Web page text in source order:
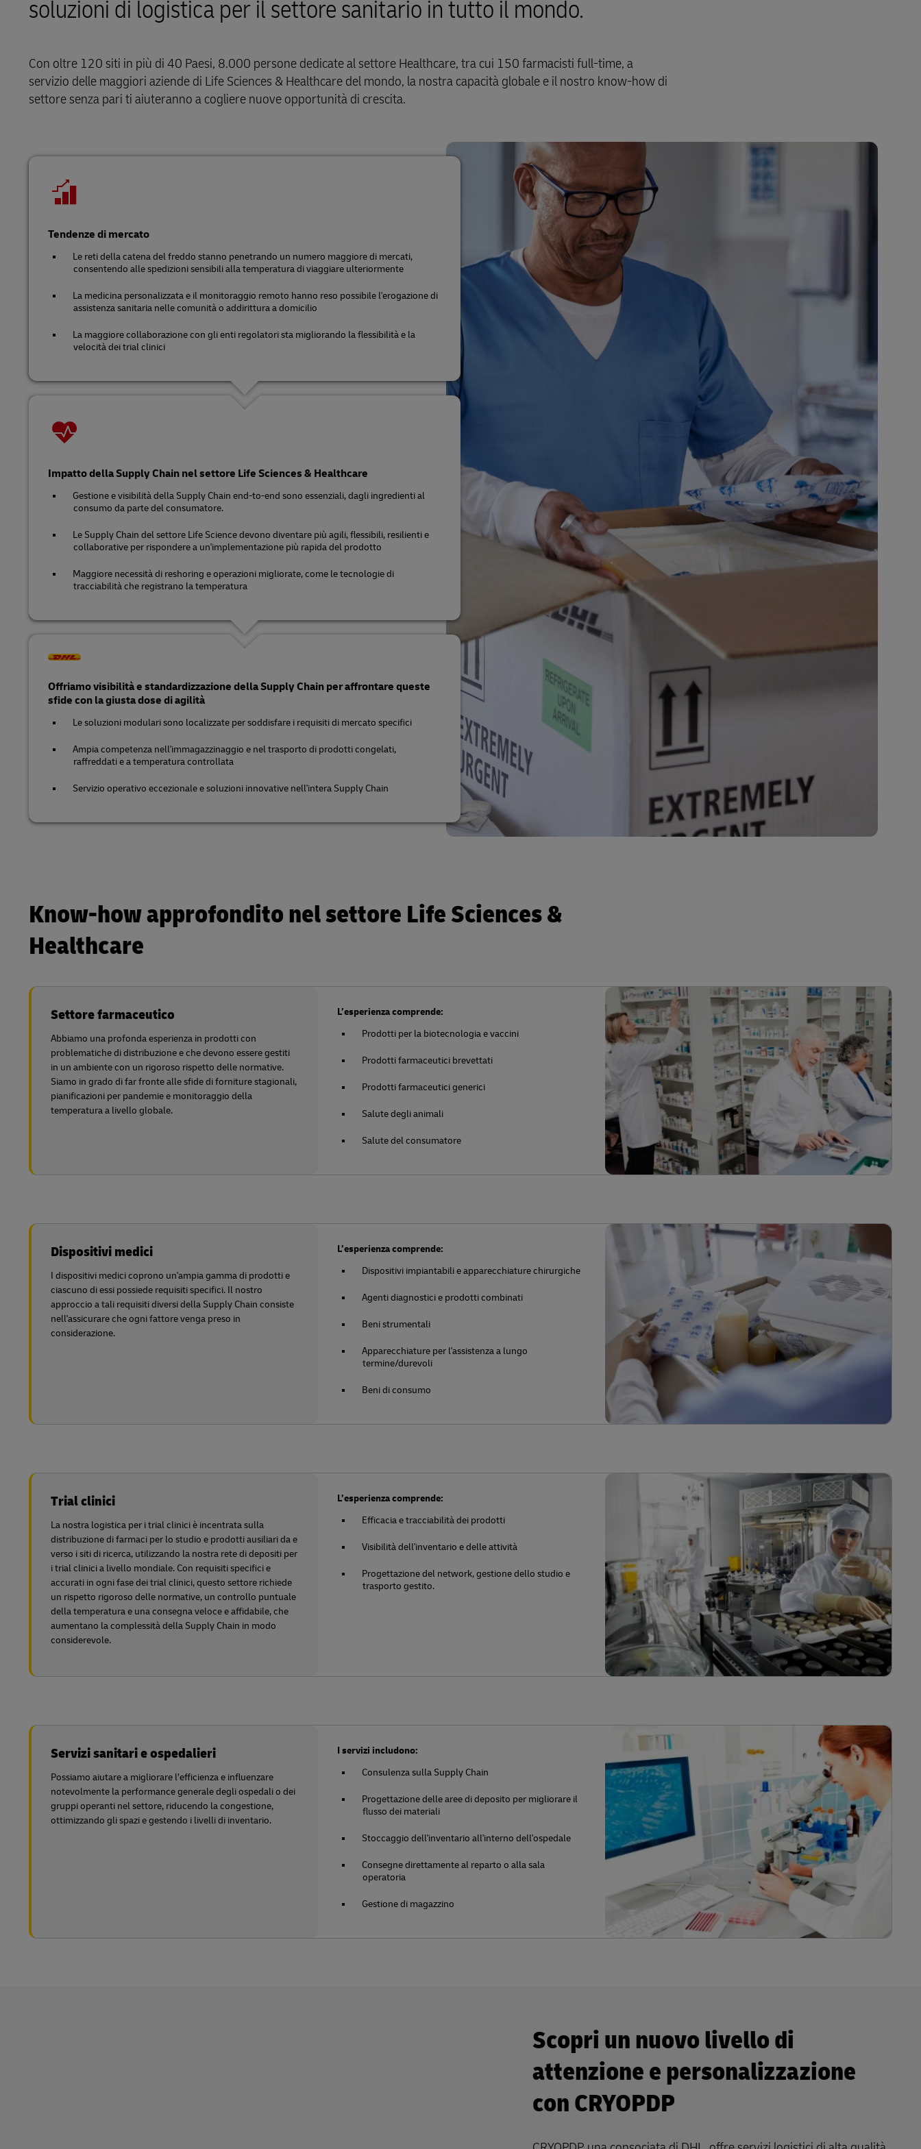
Posta diretta per le imprese Guida alle spedizioni aziendali
DHL SameDay
LifeTrack
omnicanale
Lead Logistics Partner e
organizzazione della Supply Chain
Resi e circolarità
Commercio al dettaglio
soluzioni di logistica per il settore sanitario in tutto il mondo.
Con oltre 120 siti in più di 40 Paesi, 8.000 persone dedicate al settore Healthcare, tra cui 150 farmacisti full-time, a
servizio delle maggiori aziende di Life Sciences & Healthcare del mondo, la nostra capacità globale e il nostro know-how di
settore senza pari ti aiuteranno a cogliere nuove opportunità di crescita.
Tendenze di mercato
Le reti della catena del freddo stanno penetrando un numero maggiore di mercati,
consentendo alle spedizioni sensibili alla temperatura di viaggiare ulteriormente
La medicina personalizzata e il monitoraggio remoto hanno reso possibile l'erogazione di
assistenza sanitaria nelle comunità o addirittura a domicilio
La maggiore collaborazione con gli enti regolatori sta migliorando la flessibilità e la
velocità dei trial clinici
Impatto della Supply Chain nel settore Life Sciences & Healthcare
Gestione e visibilità della Supply Chain end-to-end sono essenziali, dagli ingredienti al
consumo da parte del consumatore.
Le Supply Chain del settore Life Science devono diventare più agili, flessibili, resilienti e
collaborative per rispondere a un'implementazione più rapida del prodotto
Maggiore necessità di reshoring e operazioni migliorate, come le tecnologie di
tracciabilità che registrano la temperatura
Offriamo visibilità e standardizzazione della Supply Chain per affrontare queste
sfide con la giusta dose di agilità
Le soluzioni modulari sono localizzate per soddisfare i requisiti di mercato specifici
Ampia competenza nell'immagazzinaggio e nel trasporto di prodotti congelati,
raffreddati e a temperatura controllata
Servizio operativo eccezionale e soluzioni innovative nell'intera Supply Chain
Know-how approfondito nel settore Life Sciences &
Healthcare
Settore farmaceutico
Abbiamo una profonda esperienza in prodotti con
problematiche di distribuzione e che devono essere gestiti
in un ambiente con un rigoroso rispetto delle normative.
Siamo in grado di far fronte alle sfide di forniture stagionali,
pianificazioni per pandemie e monitoraggio della
temperatura a livello globale.
L’esperienza comprende:
Prodotti per la biotecnologia e vaccini
Prodotti farmaceutici brevettati
Prodotti farmaceutici generici
Salute degli animali
Salute del consumatore
Dispositivi medici
I dispositivi medici coprono un'ampia gamma di prodotti e
ciascuno di essi possiede requisiti specifici. Il nostro
approccio a tali requisiti diversi della Supply Chain consiste
nell'assicurare che ogni fattore venga preso in
considerazione.
L’esperienza comprende:
Dispositivi impiantabili e apparecchiature chirurgiche
Agenti diagnostici e prodotti combinati
Beni strumentali
Apparecchiature per l'assistenza a lungo
termine/durevoli
Beni di consumo
Trial clinici
La nostra logistica per i trial clinici è incentrata sulla
distribuzione di farmaci per lo studio e prodotti ausiliari da e
verso i siti di ricerca, utilizzando la nostra rete di depositi per
i trial clinici a livello mondiale. Con requisiti specifici e
accurati in ogni fase dei trial clinici, questo settore richiede
un rispetto rigoroso delle normative, un controllo puntuale
della temperatura e una consegna veloce e affidabile, che
aumentano la complessità della Supply Chain in modo
considerevole.
L’esperienza comprende:
Efficacia e tracciabilità dei prodotti
Visibilità dell'inventario e delle attività
Progettazione del network, gestione dello studio e
trasporto gestito.
Servizi sanitari e ospedalieri
Possiamo aiutare a migliorare l’efficienza e influenzare
notevolmente la performance generale degli ospedali o dei
gruppi operanti nel settore, riducendo la congestione,
ottimizzando gli spazi e gestendo i livelli di inventario.
I servizi includono:
Consulenza sulla Supply Chain
Progettazione delle aree di deposito per migliorare il
flusso dei materiali
Stoccaggio dell'inventario all'interno dell'ospedale
Consegne direttamente al reparto o alla sala
operatoria
Gestione di magazzino
Scopri un nuovo livello di
attenzione e personalizzazione
con CRYOPDP